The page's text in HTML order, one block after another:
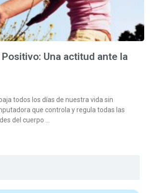
Una actitud ante la
todos los días de nuestra vida sin
que controla y regula todas las
del cuerpo